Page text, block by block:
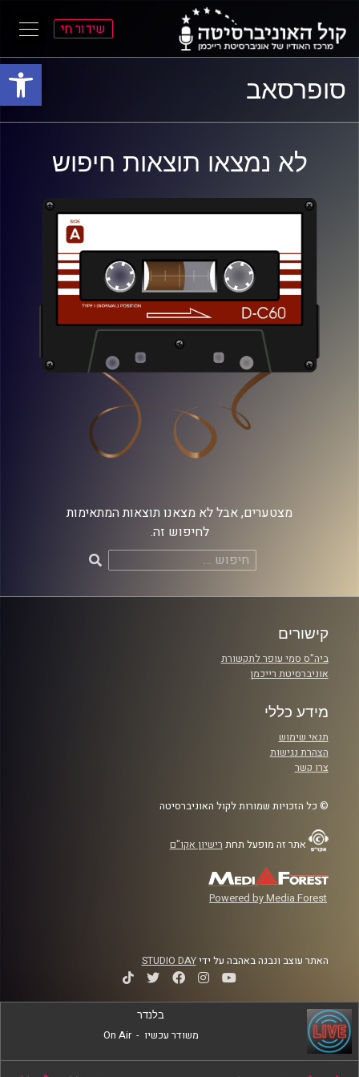
פתח
התפריט
הראשי
התוכן
הראשי
שידור חי
סופרסאב
לא נמצאו תוצאות חיפוש
מצטערים, אבל לא מצאנו תוצאות המתאימות
לחיפוש זה.
חיפוש:
קישורים
ביה"ס סמי עופר לתקשורת
אוניברסיטת רייכמן
מידע כללי
תנאי שימוש
הצהרת נגישות
צרו קשר
© כל הזכויות שמורות לקול האוניברסיטה
אתר זה מופעל תחת רישיון אקו"ם
Powered by Media Forest
האתר עוצב ונבנה באהבה על ידיSTUDIO DAY
בלנדר
משודר עכשיו -
On Air